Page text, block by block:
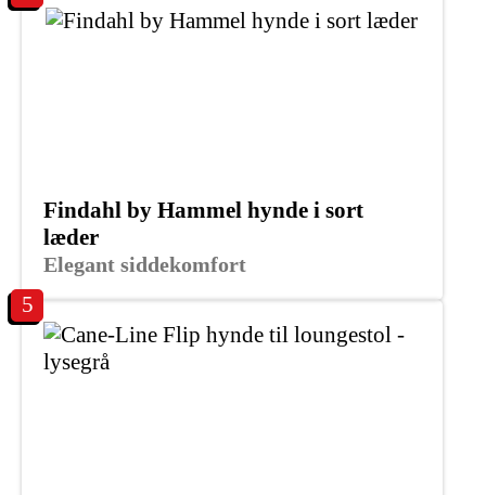
Elegant siddekomfort
Findahl by Hammel hynde i sort
læder
5